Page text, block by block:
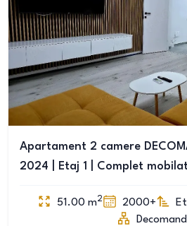
Apartament 2 camere
2024 | Etaj 1 | Complet
51.00 m2 2000+